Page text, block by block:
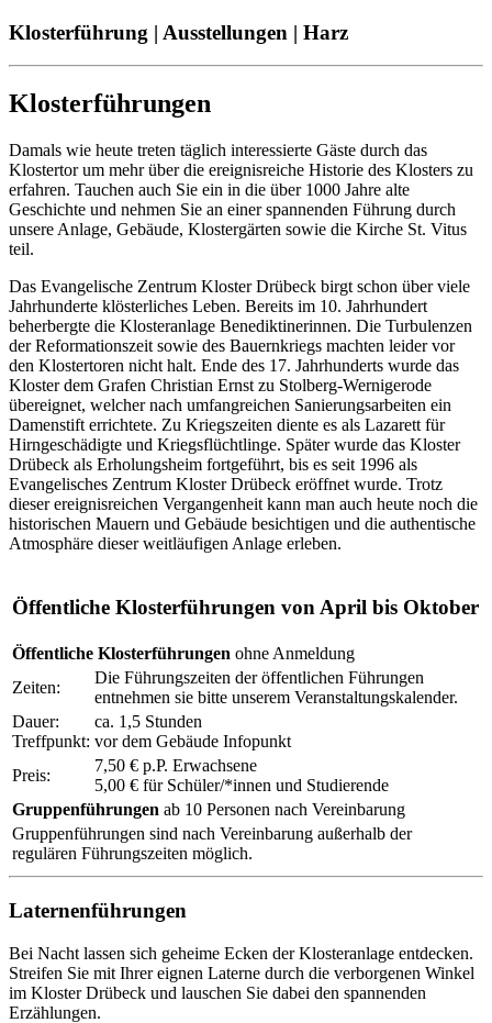
Klosterführung | Ausstellungen | Harz
Klosterführungen
Damals wie heute treten täglich interessierte Gäste durch das
Klostertor um mehr über die ereignisreiche Historie des Klosters zu
erfahren. Tauchen auch Sie ein in die über 1000 Jahre alte
Geschichte und nehmen Sie an einer spannenden Führung durch
unsere Anlage, Gebäude, Klostergärten sowie die Kirche St. Vitus
teil.
Das Evangelische Zentrum Kloster Drübeck birgt schon über viele
Jahrhunderte klösterliches Leben. Bereits im 10. Jahrhundert
beherbergte die Klosteranlage Benediktinerinnen. Die Turbulenzen
der Reformationszeit sowie des Bauernkriegs machten leider vor
den Klostertoren nicht halt. Ende des 17. Jahrhunderts wurde das
Kloster dem Grafen Christian Ernst zu Stolberg-Wernigerode
übereignet, welcher nach umfangreichen Sanierungsarbeiten ein
Damenstift errichtete. Zu Kriegszeiten diente es als Lazarett für
Hirngeschädigte und Kriegsflüchtlinge. Später wurde das Kloster
Drübeck als Erholungsheim fortgeführt, bis es seit 1996 als
Evangelisches Zentrum Kloster Drübeck eröffnet wurde. Trotz
dieser ereignisreichen Vergangenheit kann man auch heute noch die
historischen Mauern und Gebäude besichtigen und die authentische
Atmosphäre dieser weitläufigen Anlage erleben.
Öffentliche Klosterführungen von April bis Oktober
Öffentliche Klosterführungen ohne Anmeldung
Zeiten:
Die Führungszeiten der öffentlichen Führungen
entnehmen sie bitte unserem Veranstaltungskalender.
Dauer:
Treffpunkt:
ca. 1,5 Stunden
vor dem Gebäude Infopunkt
Preis:
7,50 € p.P. Erwachsene
5,00 € für Schüler/*innen und Studierende
Gruppenführungen ab 10 Personen nach Vereinbarung
Gruppenführungen sind nach Vereinbarung außerhalb der
regulären Führungszeiten möglich.
Laternenführungen
Bei Nacht lassen sich geheime Ecken der Klosteranlage entdecken.
Streifen Sie mit Ihrer eignen Laterne durch die verborgenen Winkel
im Kloster Drübeck und lauschen Sie dabei den spannenden
Erzählungen.